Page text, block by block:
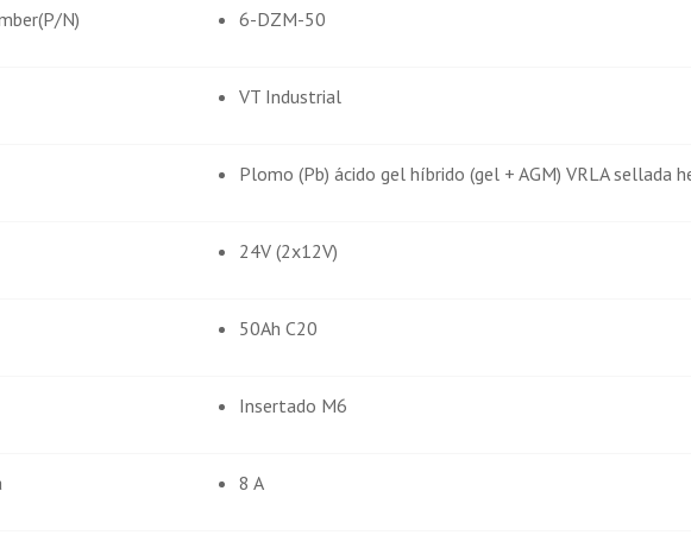
N) 6-DZM-50
VT Industrial
Plomo (Pb) ácido gel híbrido (gel + AGM) VRLA sellada
24V (2x12V)
50Ah C20
Insertado M6
8 A